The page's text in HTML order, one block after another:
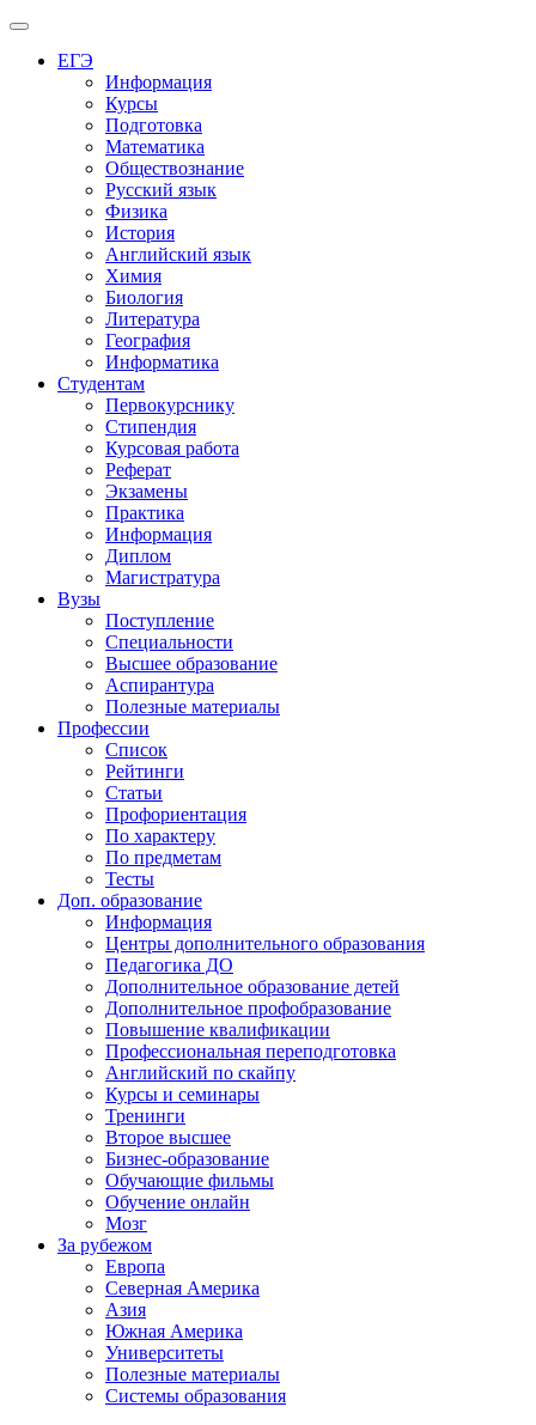
Меню
ЕГЭ
Информация
Курсы
Подготовка
Математика
Обществознание
Русский язык
Физика
История
Английский язык
Химия
Биология
Литература
География
Информатика
Студентам
Первокурснику
Стипендия
Курсовая работа
Реферат
Экзамены
Практика
Информация
Диплом
Магистратура
Вузы
Поступление
Специальности
Высшее образование
Аспирантура
Полезные материалы
Профессии
Список
Рейтинги
Статьи
Профориентация
По характеру
По предметам
Тесты
Доп. образование
Информация
Центры дополнительного образования
Педагогика ДО
Дополнительное образование детей
Дополнительное профобразование
Повышение квалификации
Профессиональная переподготовка
Английский по скайпу
Курсы и семинары
Тренинги
Второе высшее
Бизнес-образование
Обучающие фильмы
Обучение онлайн
Мозг
За рубежом
Европа
Северная Америка
Азия
Южная Америка
Университеты
Полезные материалы
Системы образования